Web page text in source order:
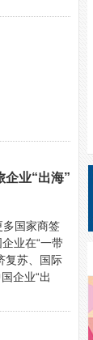
企业“出海”
多国家商签
业在“一带
复苏、国际
企业“出